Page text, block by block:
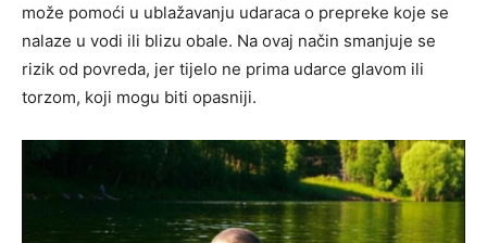
može pomoći u ublažavanju udaraca o prepreke koje se
nalaze u vodi ili blizu obale. Na ovaj način smanjuje se
rizik od povreda, jer tijelo ne prima udarce glavom ili
torzom, koji mogu biti opasniji.